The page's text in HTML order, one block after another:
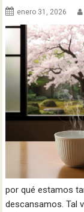
enero 31, 2026
por qué estamos
descansamos. Tal